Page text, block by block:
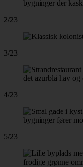
2/23
3/23
4/23
5/23